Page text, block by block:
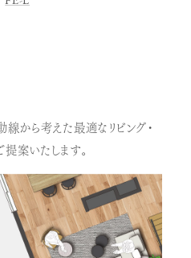
から考えた最適なリビング・
案いたします。